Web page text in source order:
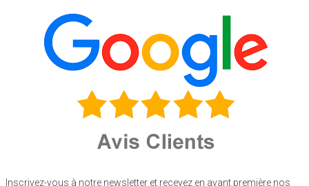
Inscrivez-vous à notre newsletter et recevez en avant première nos